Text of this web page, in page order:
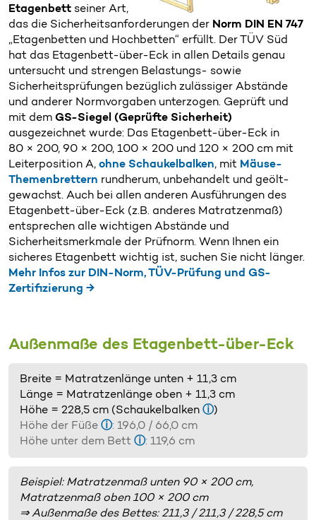
Etagenbettseiner Art,
das die Sicherheitsanforderungen der Norm DIN EN 747
„Etagenbetten und Hochbetten“ erfüllt. Der TÜV Süd
hat das Etagenbett-über-Eck in allen Details genau
untersucht und strengen Belastungs- sowie
Sicherheitsprüfungen bezüglich zulässiger Abstände
und anderer Normvorgaben unterzogen. Geprüft und
mit dem GS-Siegel (Geprüfte Sicherheit)
ausgezeichnet wurde: Das Etagenbett-über-Eck in
80 × 200, 90 × 200, 100 × 200 und 120 × 200 cm mit
Leiterposition A, ohne Schaukelbalken, mit Mäuse-
Themenbrettern rundherum, unbehandelt und geölt-
gewachst. Auch bei allen anderen Ausführungen des
Etagenbett-über-Eck (z.B. anderes Matratzenmaß)
entsprechen alle wichtigen Abstände und
Sicherheitsmerkmale der Prüfnorm. Wenn Ihnen ein
sicheres Etagenbett wichtig ist, suchen Sie nicht länger.
Mehr Infos zur DIN-Norm, TÜV-Prüfung und GS-
Zertifizierung →
Außenmaße des Etagenbett-über-Eck
Breite = Matratzenlänge unten + 11,3 cm
Länge = Matratzenlänge oben + 11,3 cm
Höhe = 228,5 cm (Schaukelbalken ⓘ)
Höhe der Füße ⓘ: 196,0 / 66,0 cm
Höhe unter dem Bett ⓘ: 119,6 cm
Beispiel: Matratzenmaß unten 90 × 200 cm,
Matratzenmaß oben 100 × 200 cm
⇒ Außenmaße des Bettes: 211,3 / 211,3 / 228,5 cm